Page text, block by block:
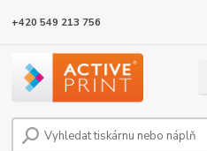
+420 549 213 756